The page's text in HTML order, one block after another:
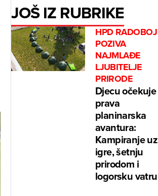
JOŠ IZ RUBRIKE
HPD RADOBOJ
POZIVA
NAJMLAĐE
LJUBITELJE
PRIRODE
Djecu očekuje
prava
planinarska
avantura:
Kampiranje uz
igre, šetnju
prirodom i
logorsku vatru